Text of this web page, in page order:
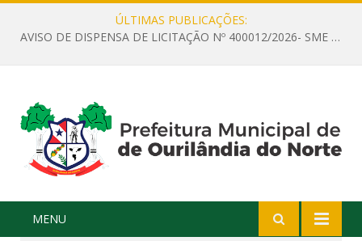
ÚLTIMAS PUBLICAÇÕES:
AVISO DE DISPENSA DE LICITAÇÃO Nº 400012/2026- SME – CONTRATAÇÃO DE EMPRESA ESPECIALIZADA PARA LOCAÇÃO DE ÔNIBUS EXECUTIVO COM CAPACIDADE DE 60 (SESSENTA) POLTRONAS, PARA TRANSPORTAR PROFESSORES RESPONSÁVEIS E ALUNOS PARA BRASÍLIA, COM SAÍDA DIA 10/08/2026 E RETORNO DIA 14/08/2026
MENU